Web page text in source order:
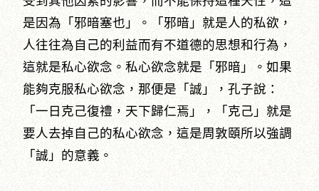
是因為「邪暗塞也」。「邪暗」就是人的私欲，
人往往為自己的利益而有不道德的思想和行為，
這就是私心欲念。私心欲念就是「邪暗」。如果
能夠克服私心欲念，那便是「誠」，孔子說：
「一日克己復禮，天下歸仁焉」，「克己」就是
要人去掉自己的私心欲念，這是周敦頤所以強調
「誠」的意義。